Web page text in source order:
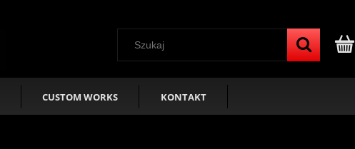
CUSTOM WORKS KONTAKT